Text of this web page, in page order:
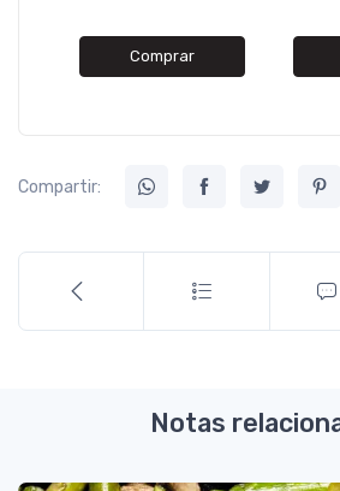
Comprar
Compartir:
Notas